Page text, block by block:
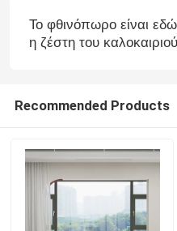
Το φθινόπωρο είναι
η ζέστη του καλοκαιριού
Recommended Products